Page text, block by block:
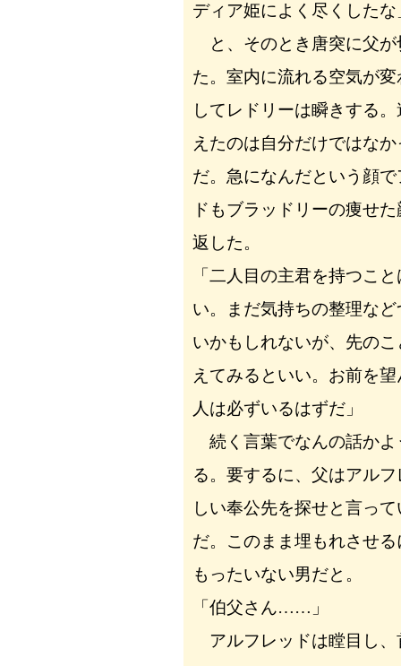
ディア姫によく尽くしたな
と、そのとき唐突に父が
た。室内に流れる空気が
してレドリーは瞬きする
えたのは自分だけではな
だ。急になんだという顔
ドもブラッドリーの痩せ
返した。
「二人目の主君を持つこ
い。まだ気持ちの整理な
いかもしれないが、先の
えてみるといい。お前を
人は必ずいるはずだ」
続く言葉でなんの話かよ
る。要するに、父はアル
しい奉公先を探せと言っ
だ。このまま埋もれさせ
もったいない男だと。
「伯父さん……」
アルフレッドは瞠目し、